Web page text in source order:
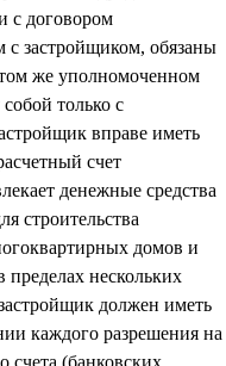
с договором
с застройщиком, обязаны
же уполномоченном
только с
вправе иметь
счет
денежные средства
строительства
домов и
нескольких
должен иметь
каждого разрешения на
счета (банковских